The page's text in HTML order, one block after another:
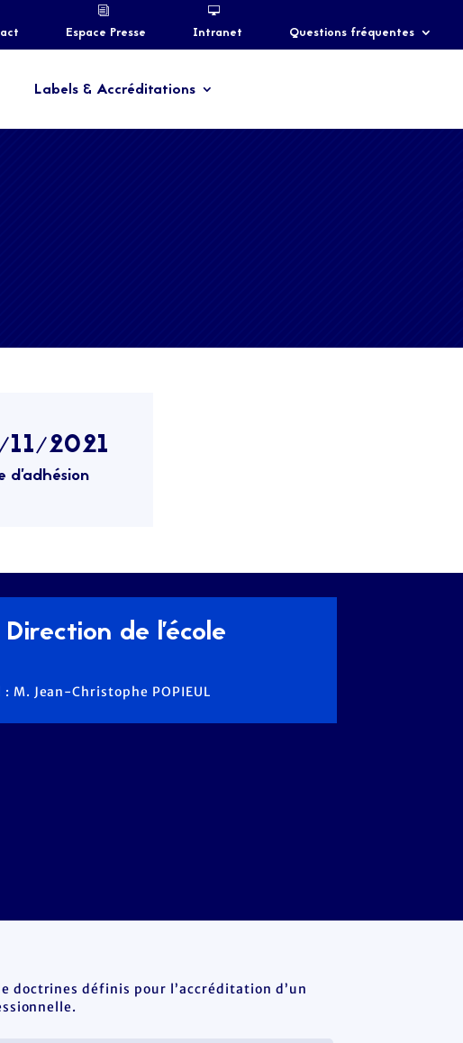
Espace Presse Intranet Questions fréquentes
Labels & Accréditations
11/2021
d’adhésion
de l'école
M. Jean-Christophe POPIEUL
doctrines définis pour l’accréditation d’un